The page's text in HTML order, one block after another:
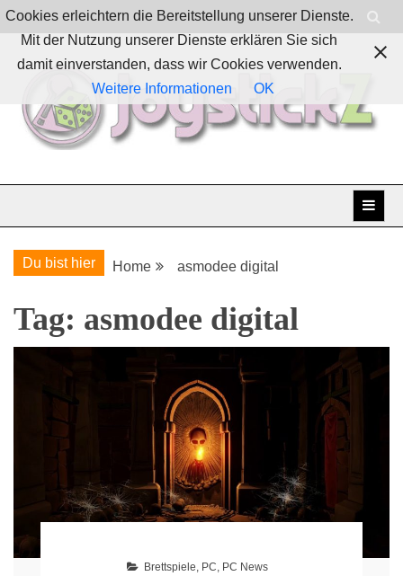
Skip
to
content
JoystickZ
Du bist hier Home asmodee digital
Tag: asmodee digital
Brettspiele, PC, PC News
Cookies erleichtern die Bereitstellung unserer Dienste.
Mit der Nutzung unserer Dienste erklären Sie sich
damit einverstanden, dass wir Cookies verwenden.
Weitere Informationen
OK